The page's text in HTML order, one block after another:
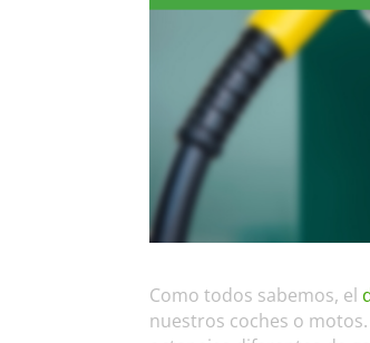
Como todos sabemos, el
nuestros coches o